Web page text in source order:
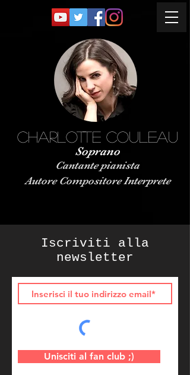
Charlotte Couleau
Soprano
Cantante pianista
Autore Compositore Interprete
Iscriviti alla
newsletter
Unisciti al fan club ;)